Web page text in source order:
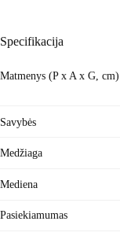
Specifikacija
Matmenys (P x A x G, cm)
Savybės
Medžiaga
Mediena
Pasiekiamumas